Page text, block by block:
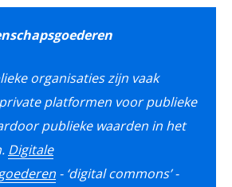
organisaties zijn vaak
platformen voor publieke
publieke waarden in het
Digitale
- ‘digital commons’ -